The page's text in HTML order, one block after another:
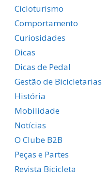
Cicloturismo
Comportamento
Curiosidades
Dicas
Dicas de Pedal
Gestão de Bicicletarias
História
Mobilidade
Notícias
O Clube B2B
Peças e Partes
Revista Bicicleta